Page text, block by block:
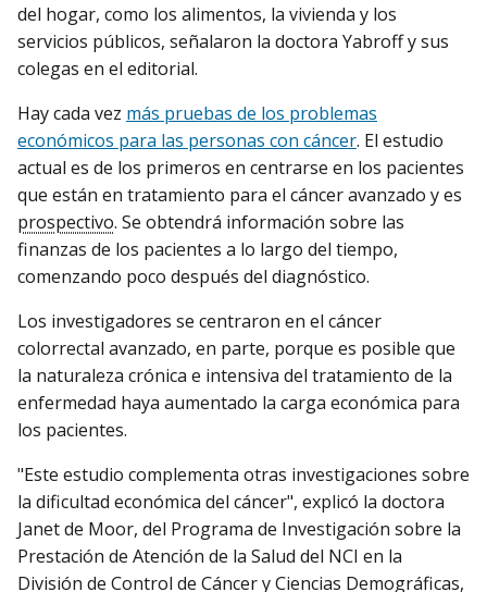
del hogar, como los alimentos, la vivienda y los
servicios públicos, señalaron la doctora Yabroff y sus
colegas en el editorial.
Hay cada vez más pruebas de los problemas
económicos para las personas con cáncer. El estudio
actual es de los primeros en centrarse en los pacientes
que están en tratamiento para el cáncer avanzado y es
prospectivo. Se obtendrá información sobre las
finanzas de los pacientes a lo largo del tiempo,
comenzando poco después del diagnóstico.
Los investigadores se centraron en el cáncer
colorrectal avanzado, en parte, porque es posible que
la naturaleza crónica e intensiva del tratamiento de la
enfermedad haya aumentado la carga económica para
los pacientes.
"Este estudio complementa otras investigaciones sobre
la dificultad económica del cáncer", explicó la doctora
Janet de Moor, del Programa de Investigación sobre la
Prestación de Atención de la Salud del NCI en la
División de Control de Cáncer y Ciencias Demográficas,